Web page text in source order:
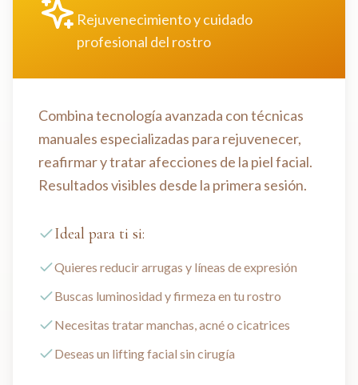
Rejuvenecimiento y cuidado
profesional del rostro
Combina tecnología avanzada con técnicas
manuales especializadas para rejuvenecer,
reafirmar y tratar afecciones de la piel facial.
Resultados visibles desde la primera sesión.
Ideal para ti si:
Quieres reducir arrugas y líneas de expresión
Buscas luminosidad y firmeza en tu rostro
Necesitas tratar manchas, acné o cicatrices
Deseas un lifting facial sin cirugía